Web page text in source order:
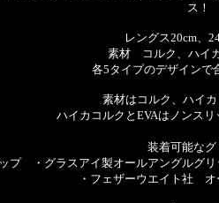
ス！
レングス20cm、
素材 コルク、ハイ
各5タイプのデザインで
素材はコルク、ハイ
ハイカコルクとEVAはノンス
装着可能なグ
ップ ・グラスアイ製オールアングル
・フェザーウエイト社 オ